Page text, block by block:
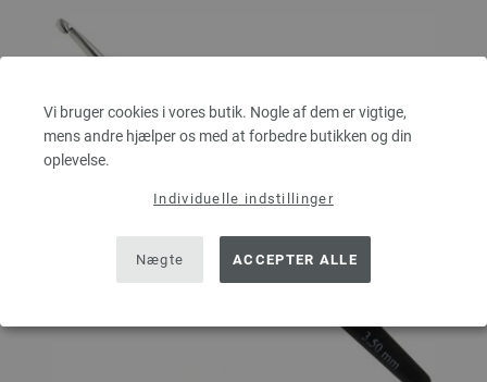
Vi bruger cookies i vores butik. Nogle af dem er vigtige,
mens andre hjælper os med at forbedre butikken og din
oplevelse.
Individuelle indstillinger
Nægte ACCEPTER ALLE